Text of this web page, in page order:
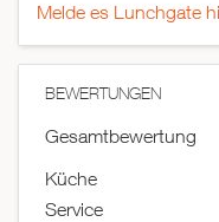
Melde es Lunchgate
BEWERTUNGEN
Gesamtbewertung
Küche
Service